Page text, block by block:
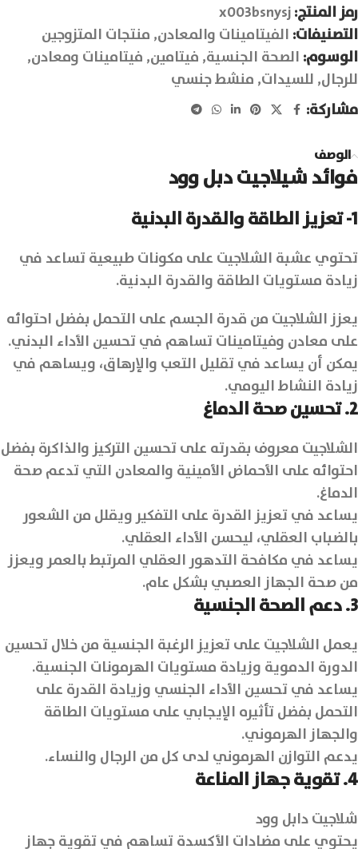
رمز المنتج:x003bsnysj
التصنيفات: الفيتامينات والمعادن, منتجات المتزوجين
الوسوم: الصحة الجنسية, فيتامين, فيتامينات ومعادن,
للرجال, للسيدات, منشط جنسي
مشاركة:
الوصف
فوائد شيلاجيت دبل وود
1- تعزيز الطاقة والقدرة البدنية
تحتوي عشبة الشلاجيت على مكونات طبيعية تساعد في
زيادة مستويات الطاقة والقدرة البدنية.
يعزز الشلاجيت من قدرة الجسم على التحمل بفضل احتوائه
على معادن وفيتامينات تساهم في تحسين الأداء البدني.
يمكن أن يساعد في تقليل التعب والإرهاق، ويساهم في
زيادة النشاط اليومي.
2. تحسين صحة الدماغ
الشلاجيت معروف بقدرته على تحسين التركيز والذاكرة بفضل
احتوائه على الأحماض الأمينية والمعادن التي تدعم صحة
الدماغ.
يساعد في تعزيز القدرة على التفكير ويقلل من الشعور
بالضباب العقلي، ليحسن الأداء العقلي.
يساعد في مكافحة التدهور العقلي المرتبط بالعمر ويعزز
من صحة الجهاز العصبي بشكل عام.
3. دعم الصحة الجنسية
يعمل الشلاجيت على تعزيز الرغبة الجنسية من خلال تحسين
الدورة الدموية وزيادة مستويات الهرمونات الجنسية.
يساعد في تحسين الأداء الجنسي وزيادة القدرة على
التحمل بفضل تأثيره الإيجابي على مستويات الطاقة
والجهاز الهرموني.
يدعم التوازن الهرموني لدى كل من الرجال والنساء.
4. تقوية جهاز المناعة
شلاجيت دابل وود
يحتوي على مضادات الأكسدة تساهم في تقوية جهاز